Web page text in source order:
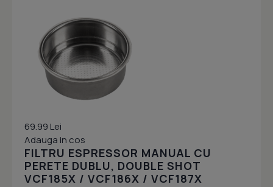
69.99 Lei
Adauga in cos
FILTRU ESPRESSOR MANUAL CU
PERETE DUBLU, DOUBLE SHOT
VCF185X / VCF186X / VCF187X